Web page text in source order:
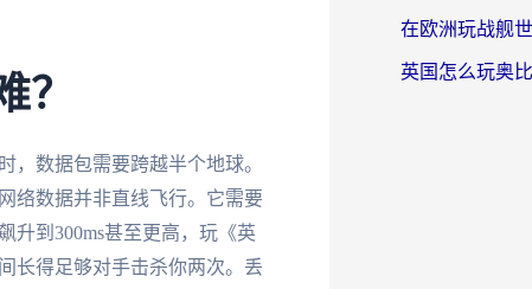
？
，数据包需要跨越半个地球。
络数据并非直线飞行。它需要
升到300ms甚至更高，玩《英
长得足够对手击杀你两次。丢